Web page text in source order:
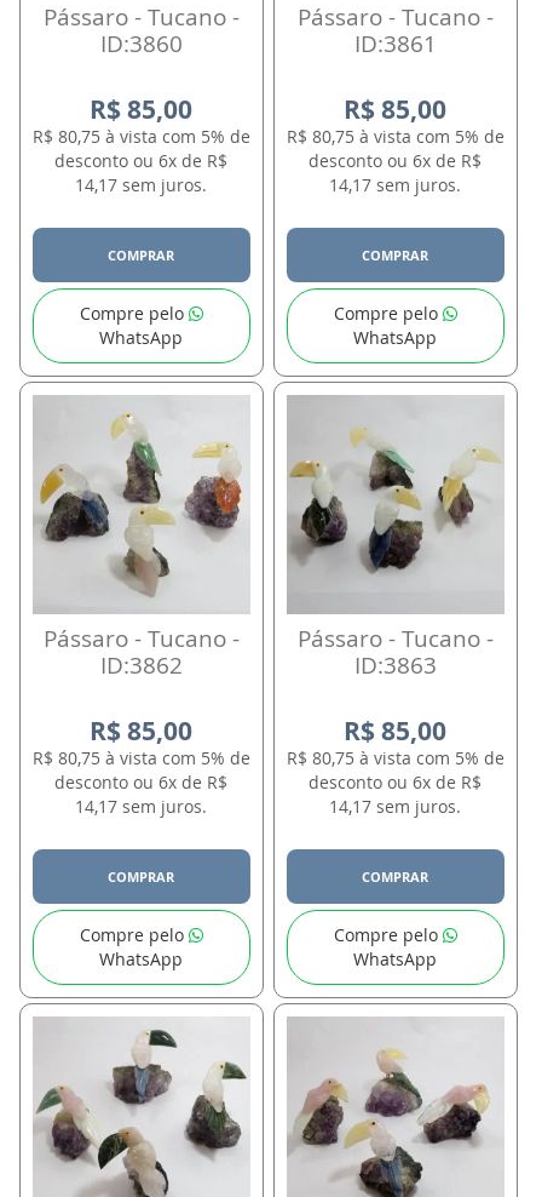
Pássaro - Tucano -
ID:3860
R$ 85,00
R$ 80,75 à vista com 5% de
desconto ou 6x de R$
14,17 sem juros.
COMPRAR
Compre pelo
WhatsApp
Pássaro - Tucano -
ID:3861
R$ 85,00
R$ 80,75 à vista com 5% de
desconto ou 6x de R$
14,17 sem juros.
COMPRAR
Compre pelo
WhatsApp
Pássaro - Tucano -
ID:3862
R$ 85,00
R$ 80,75 à vista com 5% de
desconto ou 6x de R$
14,17 sem juros.
COMPRAR
Compre pelo
WhatsApp
Pássaro - Tucano -
ID:3863
R$ 85,00
R$ 80,75 à vista com 5% de
desconto ou 6x de R$
14,17 sem juros.
COMPRAR
Compre pelo
WhatsApp